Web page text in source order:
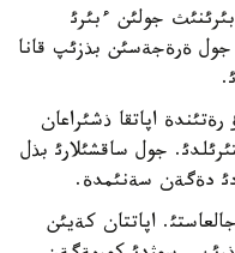
جولئن ءبئرئ
جول ةرةجةسئن بذزئپ قانا
اپاتقا ذشئراعان
جول ساقشئلارئ بذل
دةگةن سةنئمدة.
اپاتتان كةيئن